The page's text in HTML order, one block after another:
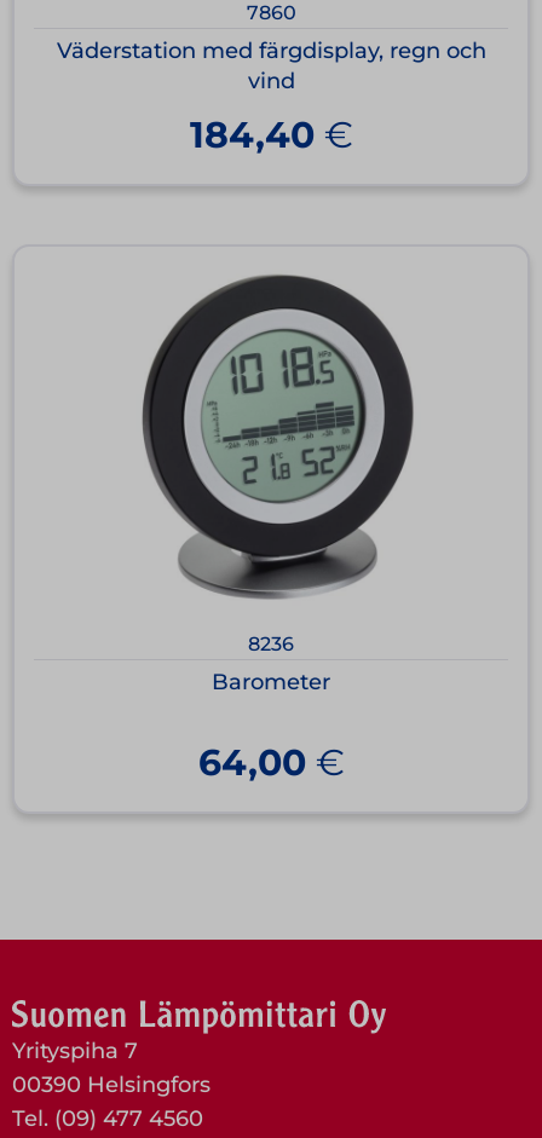
7860
Väderstation med färgdisplay, regn och
vind
184,40 €
8236
Barometer
64,00 €
Yrityspiha 7
00390 Helsingfors
Tel. (09) 477 4560